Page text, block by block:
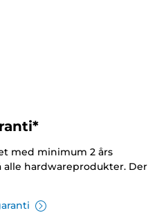
med minimum 2 års
alle hardwareprodukter. Der